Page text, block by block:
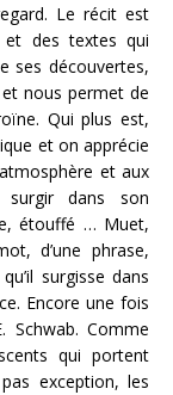
Le récit est
et des textes qui
ses découvertes,
nous permet de
Qui plus est,
et on apprécie
et aux
dans son
étouffé … Muet,
d’une phrase,
surgisse dans
Encore une fois
Schwab. Comme
qui portent
exception, les